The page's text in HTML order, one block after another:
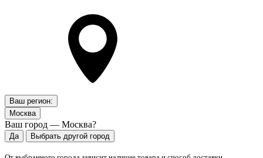
Ваш регион:
Москва
Ваш город — Москва?
Да Выбрать другой город